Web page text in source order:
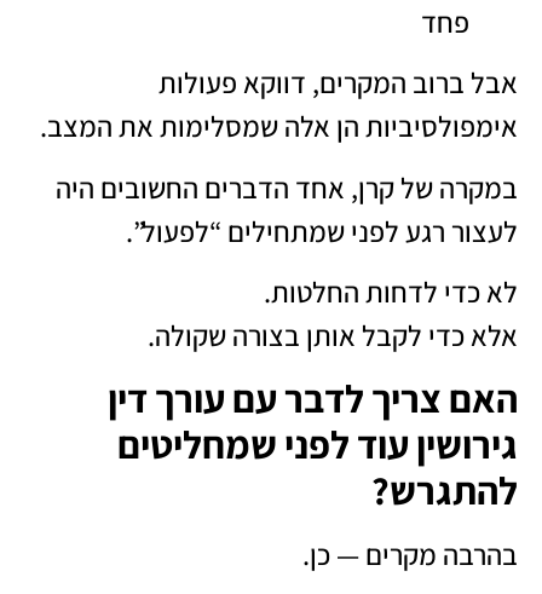
פחד
אבל ברוב המקרים, דווקא פעולות
אימפולסיביות הן אלה שמסלימות את המצב.
במקרה של קרן, אחד הדברים החשובים היה
לעצור רגע לפני שמתחילים “לפעול”.
לא כדי לדחות החלטות.
אלא כדי לקבל אותן בצורה שקולה.
האם צריך לדבר עם עורך דין
גירושין עוד לפני שמחליטים
להתגרש?
בהרבה מקרים — כן.